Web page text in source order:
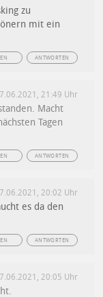
zu
mit ein
ANTWORTEN
21:49 Uhr
Macht
Tagen
ANTWORTEN
20:02 Uhr
es da den
ANTWORTEN
20:05 Uhr